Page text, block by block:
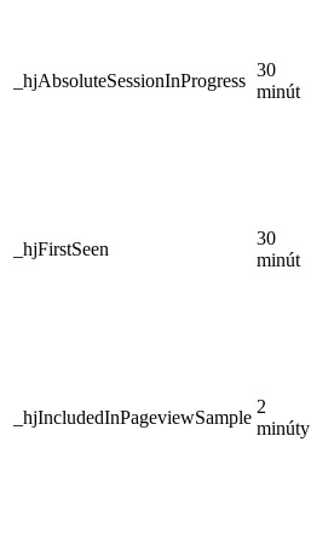
_hjAbsoluteSessionInProgress
30
minút
_hjFirstSeen
30
minút
_hjIncludedInPageviewSample
2
minúty